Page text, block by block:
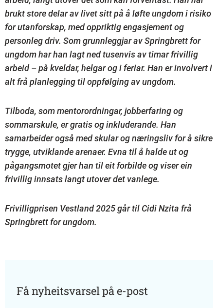
brukt store delar av livet sitt på å løfte ungdom i risiko
for utanforskap, med oppriktig engasjement og
personleg driv. Som grunnleggjar av Springbrett for
ungdom har han lagt ned tusenvis av timar frivillig
arbeid – på kveldar, helgar og i feriar. Han er involvert i
alt frå planlegging til oppfølging av ungdom.
Tilboda, som mentorordningar, jobberfaring og
sommarskule, er gratis og inkluderande. Han
samarbeider også med skular og næringsliv for å sikre
trygge, utviklande arenaer. Evna til å halde ut og
pågangsmotet gjer han til eit forbilde og viser ein
frivillig innsats langt utover det vanlege.
Frivilligprisen Vestland 2025 går til Cidi Nzita frå
Springbrett for ungdom.
Få nyheitsvarsel på e-post